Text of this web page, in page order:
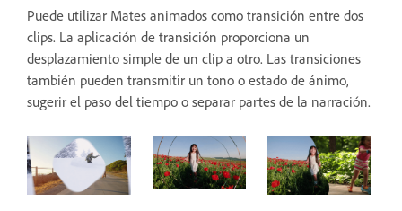
Puede utilizar Mates animados como transición entre dos
clips. La aplicación de transición proporciona un
desplazamiento simple de un clip a otro. Las transiciones
también pueden transmitir un tono o estado de ánimo,
sugerir el paso del tiempo o separar partes de la narración.